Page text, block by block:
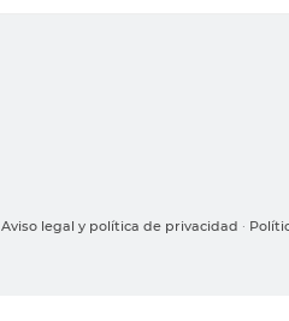
Aviso legal y política de privacidad ·